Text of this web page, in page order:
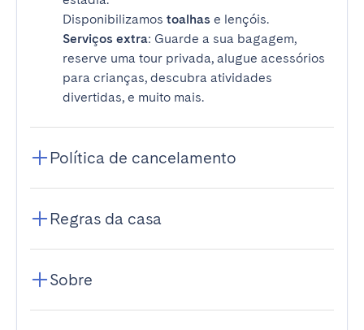
Disponibilizamos toalhas e lençóis.
Serviços extra: Guarde a sua bagagem,
reserve uma tour privada, alugue acessórios
para crianças, descubra atividades
divertidas, e muito mais.
Política de cancelamento
Regras da casa
Sobre